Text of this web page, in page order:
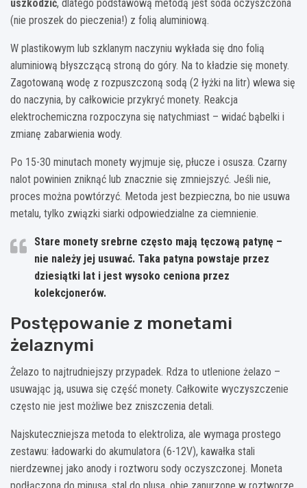
uszkodzić, dlatego podstawową metodą jest soda oczyszczona
(nie proszek do pieczenia!) z folią aluminiową.
W plastikowym lub szklanym naczyniu wykłada się dno folią
aluminiową błyszczącą stroną do góry. Na to kładzie się monety.
Zagotowaną wodę z rozpuszczoną sodą (2 łyżki na litr) wlewa się
do naczynia, by całkowicie przykryć monety. Reakcja
elektrochemiczna rozpoczyna się natychmiast – widać bąbelki i
zmianę zabarwienia wody.
Po 15-30 minutach monety wyjmuje się, płucze i osusza. Czarny
nalot powinien zniknąć lub znacznie się zmniejszyć. Jeśli nie,
proces można powtórzyć. Metoda jest bezpieczna, bo nie usuwa
metalu, tylko związki siarki odpowiedzialne za ciemnienie.
Stare monety srebrne często mają tęczową patynę –
nie należy jej usuwać. Taka patyna powstaje przez
dziesiątki lat i jest wysoko ceniona przez
kolekcjonerów.
Postępowanie z monetami
żelaznymi
Żelazo to najtrudniejszy przypadek. Rdza to utlenione żelazo –
usuwając ją, usuwa się część monety. Całkowite wyczyszczenie
często nie jest możliwe bez zniszczenia detali.
Najskuteczniejsza metoda to elektroliza, ale wymaga prostego
zestawu: ładowarki do akumulatora (6-12V), kawałka stali
nierdzewnej jako anody i roztworu sody oczyszczonej. Moneta